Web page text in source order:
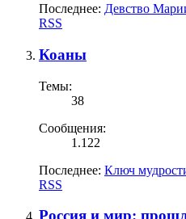
Последнее: Девство
RSS
Коаны
Темы:
38
Сообщения:
1.122
Последнее: Ключ
RSS
Россия и мир: